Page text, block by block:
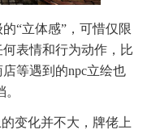
“立体感”，可惜仅限
表情和行为动作，比
等遇到的npc立绘也
变化并不大，牌佬上